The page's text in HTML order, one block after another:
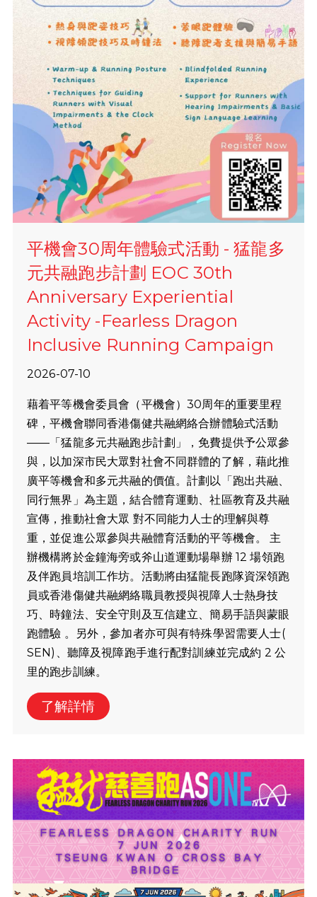
平機會30周年體驗式活動 - 猛龍多
元共融跑步計劃 EOC 30th
Anniversary Experiential
Activity -Fearless Dragon
Inclusive Running Campaign
2026-07-10
藉着平等機會委員會（平機會）30周年的重要里程
碑，平機會聯同香港傷健共融網絡合辦體驗式活動
——「猛龍多元共融跑步計劃」，免費提供予公眾參
與，以加深市民大眾對社會不同群體的了解，藉此推
廣平等機會和多元共融的價值。計劃以「跑出共融、
同行無界」為主題，結合體育運動、社區教育及共融
宣傳，推動社會大眾 對不同能力人士的理解與尊
重，並促進公眾參與共融體育活動的平等機會。 主
辦機構將於金鐘海旁或斧山道運動場舉辦 12 場領跑
及伴跑員培訓工作坊。活動將由猛龍長跑隊資深領跑
員或香港傷健共融網絡職員教授與視障人士熱身技
巧、時鐘法、安全守則及互信建立、簡易手語與蒙眼
跑體驗 。另外，參加者亦可與有特殊學習需要人士(
SEN)、聽障及視障跑手進行配對訓練並完成約 2 公
里的跑步訓練。
了解詳情